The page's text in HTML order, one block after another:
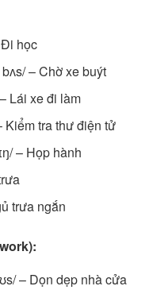
Đi học
bʌs/ – Chờ xe buýt
Lái xe đi làm
Kiểm tra thư điện tử
– Họp hành
trưa ngắn
– Dọn dẹp nhà cửa